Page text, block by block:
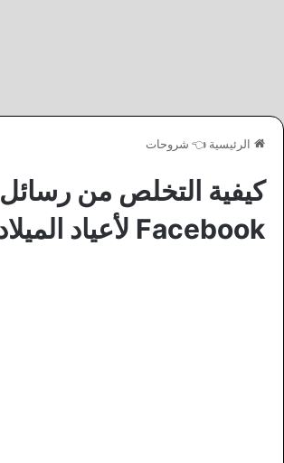
الرئيسية 👈 شروحات
كيفية التخلص من رسائل
Facebook لأعياد الميلاد